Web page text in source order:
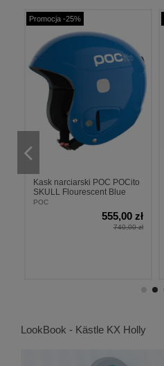
Promocja -25%
Kask narciarski POC POCito
SKULL Flourescent Blue
POC
555,00 zł
740,00 zł
LookBook - Kästle KX Holly